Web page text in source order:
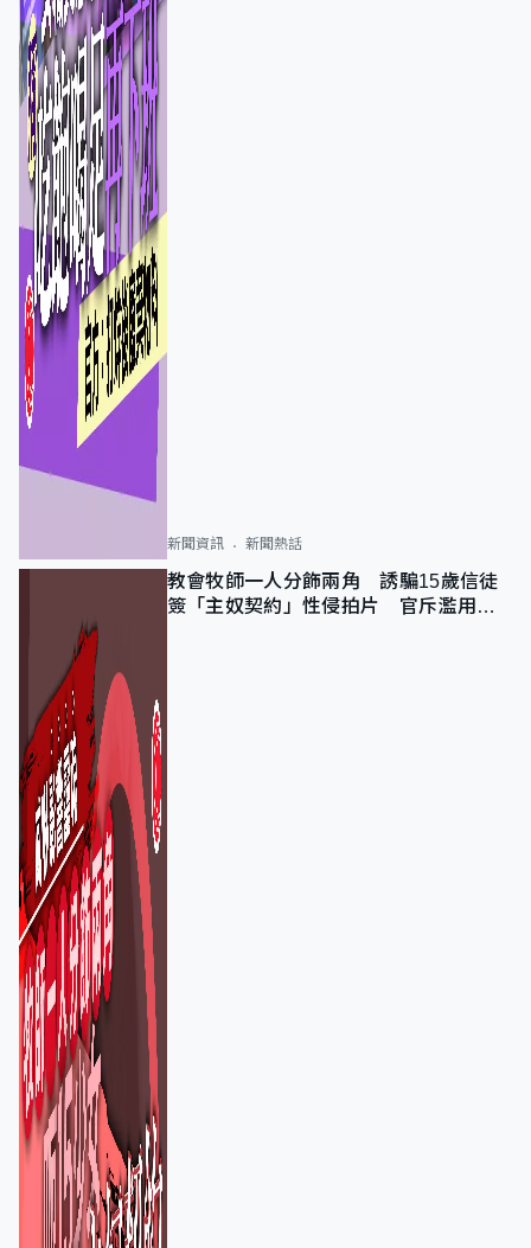
新聞資訊 新聞熱話
教會牧師一人分飾兩角 誘騙15歲信徒
簽「主奴契約」性侵拍片 官斥濫用教